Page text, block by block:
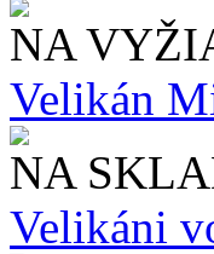
NA
Velikán
NA
Velikáni